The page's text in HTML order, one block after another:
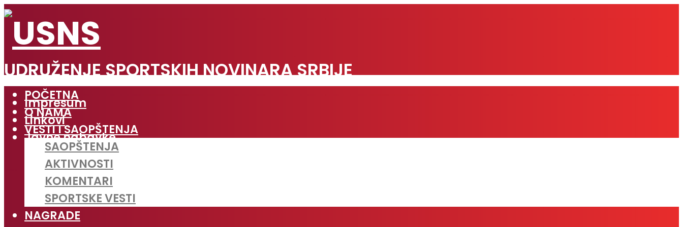
UDRUŽENJE SPORTSKIH NOVINARA SRBIJE
Impresum
Linkovi
Javne nabavke
POČETNA
O NAMA
VESTI I SAOPŠTENJA
SAOPŠTENJA
AKTIVNOSTI
KOMENTARI
SPORTSKE VESTI
NAGRADE